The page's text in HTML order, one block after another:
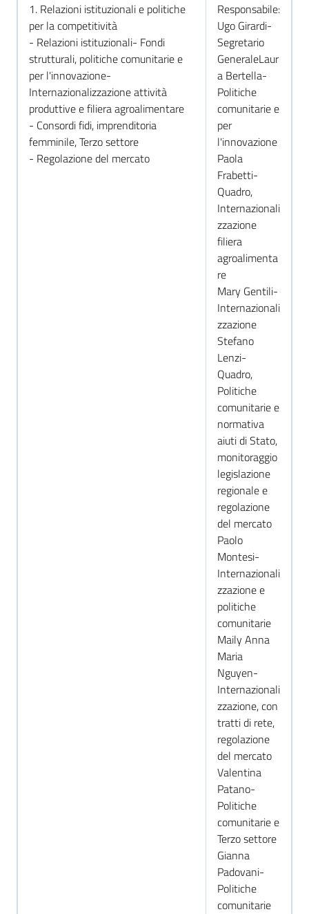
siamo
RSS
1. Relazioni istituzionali e politiche
per la competitività
- Relazioni istituzionali- Fondi
strutturali, politiche comunitarie e
per l'innovazione-
Internazionalizzazione attività
produttive e filiera agroalimentare
- Consordi fidi, imprenditoria
femminile, Terzo settore
- Regolazione del mercato
Responsabile:
Ugo Girardi-
Segretario
GeneraleLaur
a Bertella-
Politiche
comunitarie e
per
l'innovazione
Paola
Frabetti-
Quadro,
Internazionali
zzazione
filiera
agroalimenta
re
Mary Gentili-
Internazionali
zzazione
Stefano
Lenzi-
Quadro,
Politiche
comunitarie e
normativa
aiuti di Stato,
monitoraggio
legislazione
regionale e
regolazione
del mercato
Paolo
Montesi-
Internazionali
zzazione e
politiche
comunitarie
Maily Anna
Maria
Nguyen-
Internazionali
zzazione, con
tratti di rete,
regolazione
del mercato
Valentina
Patano-
Politiche
comunitarie e
Terzo settore
Gianna
Padovani-
Politiche
comunitarie